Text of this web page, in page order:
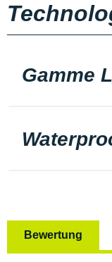
Gamme
Bewertung